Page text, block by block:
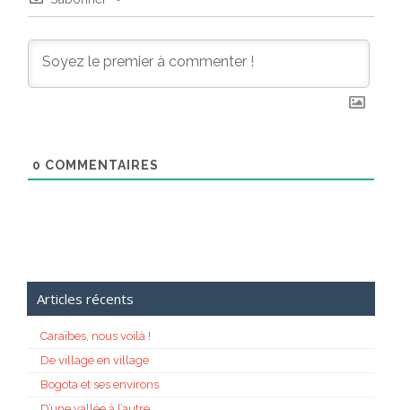
0 COMMENTAIRES
Articles récents
Caraïbes, nous voilà !
De village en village
Bogota et ses environs